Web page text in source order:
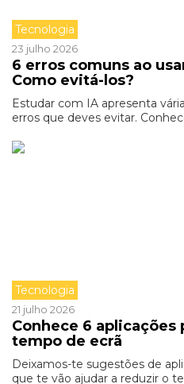
Tecnologia
23 julho 2026
6 erros comuns ao
Como evitá-los?
Estudar com IA apresenta
erros que deves evitar.
Tecnologia
21 julho 2026
Conhece 6 aplicações
tempo de ecrã
Deixamos-te sugestões de
que te vão ajudar a reduzir o